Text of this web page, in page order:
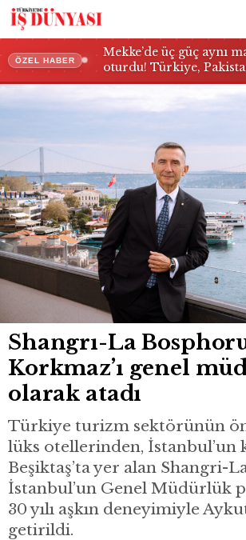
ÖZEL HABER
Mekke’de üç güç aynı
oturdu! Türkiye,
Shangrı-La
Korkmaz’ı genel
olarak atadı
Türkiye turizm sektörünün
lüks otellerinden, İstanbul’un
Beşiktaş’ta yer alan Shangri-
İstanbul’un Genel Müdürlük
30 yılı aşkın deneyimiyle
getirildi.